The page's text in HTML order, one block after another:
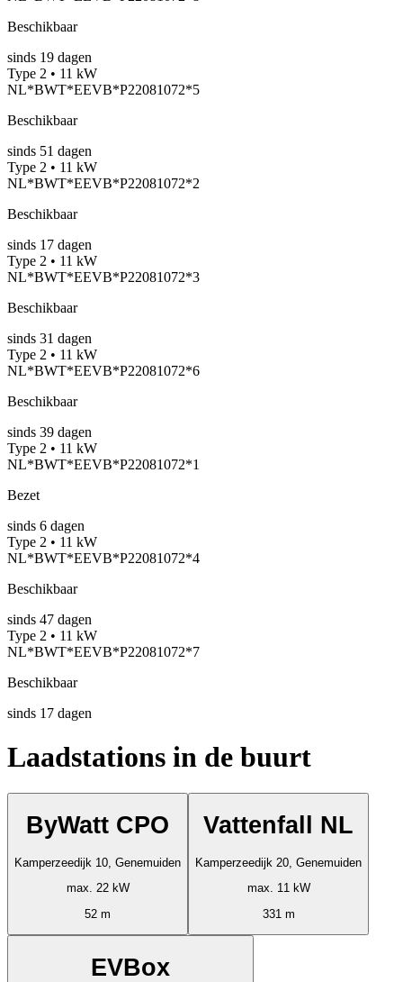
Beschikbaar
sinds 19 dagen
Type 2 • 11 kW
NL*BWT*EEVB*P22081072*5
Beschikbaar
sinds 51 dagen
Type 2 • 11 kW
NL*BWT*EEVB*P22081072*2
Beschikbaar
sinds 17 dagen
Type 2 • 11 kW
NL*BWT*EEVB*P22081072*3
Beschikbaar
sinds 31 dagen
Type 2 • 11 kW
NL*BWT*EEVB*P22081072*6
Beschikbaar
sinds 39 dagen
Type 2 • 11 kW
NL*BWT*EEVB*P22081072*1
Bezet
sinds 6 dagen
Type 2 • 11 kW
NL*BWT*EEVB*P22081072*4
Beschikbaar
sinds 47 dagen
Type 2 • 11 kW
NL*BWT*EEVB*P22081072*7
Beschikbaar
sinds 17 dagen
Laadstations in de buurt
ByWatt CPO
Kamperzeedijk 10, Genemuiden
max. 22 kW
52 m
Vattenfall NL
Kamperzeedijk 20, Genemuiden
max. 11 kW
331 m
EVBox